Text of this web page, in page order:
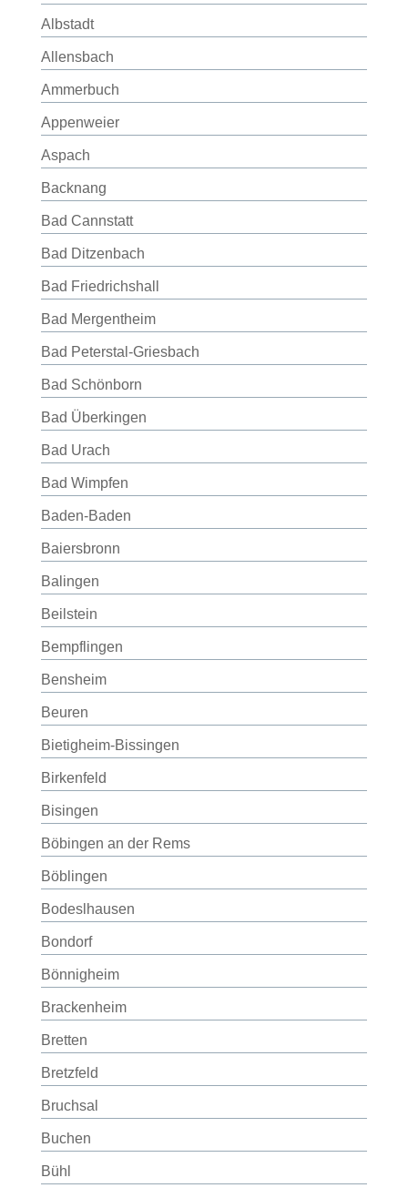
Albstadt
Allensbach
Ammerbuch
Appenweier
Aspach
Backnang
Bad Cannstatt
Bad Ditzenbach
Bad Friedrichshall
Bad Mergentheim
Bad Peterstal-Griesbach
Bad Schönborn
Bad Überkingen
Bad Urach
Bad Wimpfen
Baden-Baden
Baiersbronn
Balingen
Beilstein
Bempflingen
Bensheim
Beuren
Bietigheim-Bissingen
Birkenfeld
Bisingen
Böbingen an der Rems
Böblingen
Bodeslhausen
Bondorf
Bönnigheim
Brackenheim
Bretten
Bretzfeld
Bruchsal
Buchen
Bühl